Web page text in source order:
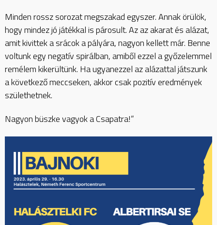
Minden rossz sorozat megszakad egyszer. Annak örülök,
hogy mindez jó játékkal is párosult. Az az akarat és alázat,
amit kivittek a srácok a pályára, nagyon kellett már. Benne
voltunk egy negatív spirálban, amiből ezzel a győzelemmel
remélem kikerültünk. Ha ugyanezzel az alázattal játszunk
a következő meccseken, akkor csak pozitív eredmények
születhetnek.
Nagyon büszke vagyok a Csapatra!”